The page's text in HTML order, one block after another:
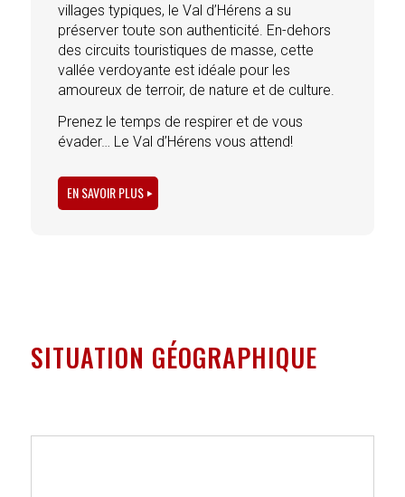
villages typiques, le Val d’Hérens a su
préserver toute son authenticité. En-dehors
des circuits touristiques de masse, cette
vallée verdoyante est idéale pour les
amoureux de terroir, de nature et de culture.
Prenez le temps de respirer et de vous
évader… Le Val d’Hérens vous attend!
EN SAVOIR PLUS
SITUATION GÉOGRAPHIQUE